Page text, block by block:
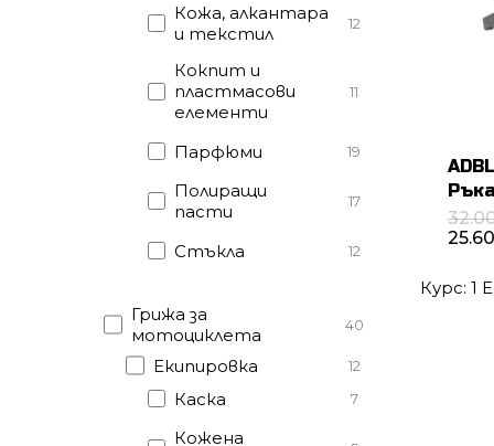
Кожа, алкантара
и текстил
12
Кокпит и
пластмасови
елементи
11
Парфюми 19
Полиращи
пасти
17
Стъкла 12
Грижа за
мотоциклета
40
Екипировка 12
Каска 7
Кожена
25.60
Курс: 1